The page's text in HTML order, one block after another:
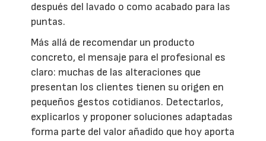
después del lavado o como acabado para las
puntas.
Más allá de recomendar un producto
concreto, el mensaje para el profesional es
claro: muchas de las alteraciones que
presentan los clientes tienen su origen en
pequeños gestos cotidianos. Detectarlos,
explicarlos y proponer soluciones adaptadas
forma parte del valor añadido que hoy aporta